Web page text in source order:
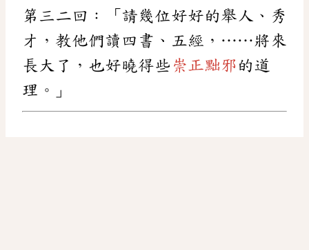
第三二回：「請幾位好好的舉人、秀
才，教他們讀四書、五經，……將來
長大了，也好曉得些 崇正黜邪 的道
理。」